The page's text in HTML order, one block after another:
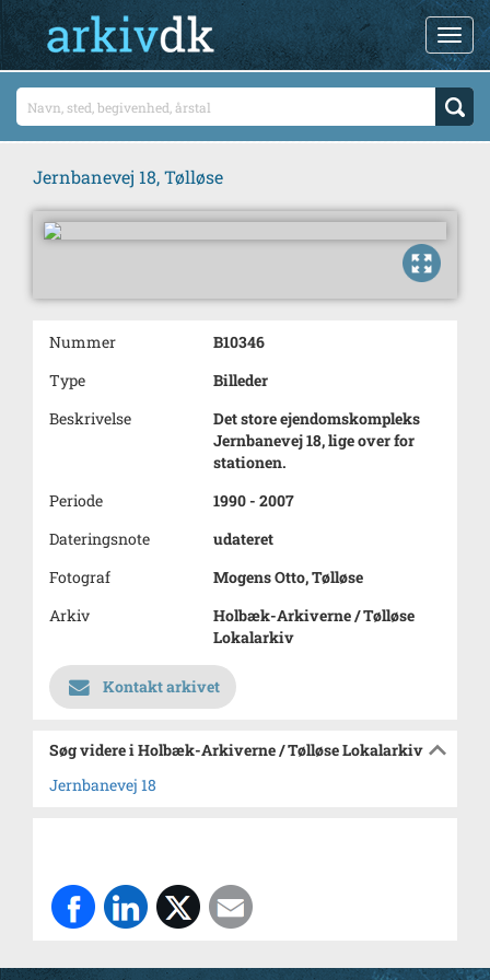
Jernbanevej 18, Tølløse
Nummer
B10346
Type
Billeder
Beskrivelse
Det store ejendomskompleks
Jernbanevej 18, lige over for
stationen.
Periode
1990 - 2007
Dateringsnote
udateret
Fotograf
Mogens Otto, Tølløse
Arkiv
Holbæk-Arkiverne / Tølløse
Lokalarkiv
Kontakt arkivet
Søg videre i Holbæk-Arkiverne / Tølløse Lokalarkiv
Jernbanevej 18